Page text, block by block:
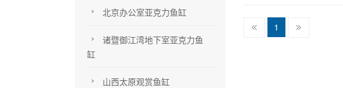
北京办公室亚克力鱼缸
诸暨御江湾地下室亚克力鱼
缸
山西太原观赏鱼缸
1